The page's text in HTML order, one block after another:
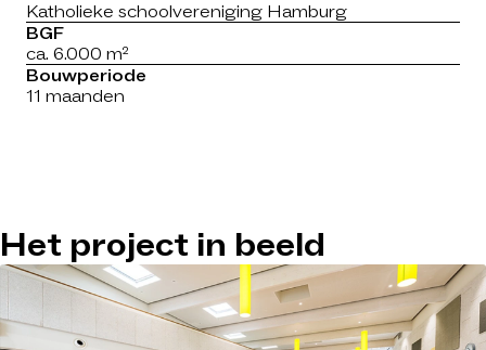
Katholieke schoolvereniging Hamburg
BGF
ca. 6.000 m²
Bouwperiode
11 maanden
Het project in beeld